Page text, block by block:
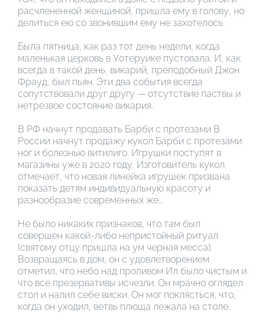
расчлененной женщиной, пришла ему в голову, но
делиться ею со звонившим ему не захотелось.
Была пятница, как раз тот день недели, когда
маленькая церковь в Уотеруике пустовала. И, как
всегда в такой день, викарий, преподобный Джон
Фрауд, был пьян. Эти два события всегда
сопутствовали друг другу — отсутствие паствы и
нетрезвое состояние викария.
В РФ начнут продавать Барби с протезами В
России начнут продажу кукол Барби с протезами
ног и болезнью витилиго. Игрушки поступят в
магазины уже в 2020 году. Изготовитель кукол
отмечает, что новая линейка игрушек призвана
показать детям индивидуальную красоту и
разнообразие современных же…
Не было никаких признаков, что там был
совершен какой-либо непристойный ритуал
(святому отцу пришла на ум черная месса).
Возвращаясь в дом, он с удовлетворением
отметил, что небо над проливом Ил было чистым и
что все презервативы исчезли. Он мрачно оглядел
стол и налил себе виски. Он мог поклясться, что,
когда он уходил, ветвь плюща лежала на столе.